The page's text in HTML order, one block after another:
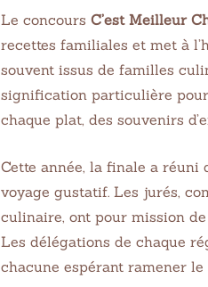
Le concours C’est Meilleur
recettes familiales et met à
souvent issus de familles
signification particulière pour
chaque plat, des souvenirs
Cette année, la finale a
voyage gustatif. Les jurés,
culinaire, ont pour mission
Les délégations de chaque
chacune espérant ramener